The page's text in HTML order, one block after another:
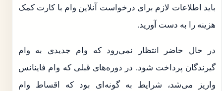
باید اطلاعات لازم برای درخواست آنلاین وام با کارت کمک
هزینه را به دست آورید.
در حال حاضر انتظار نمی‌رود که وام جدیدی به وام
گیرندگان پرداخت شود. در دوره‌های قبلی که وام فاینانس
واریز می‌شد، شرایط به گونه‌ای بود که اقساط وام